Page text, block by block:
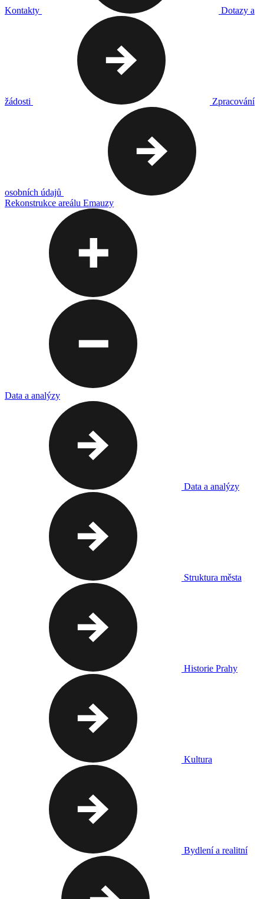
Kontakty Dotazy a
žádosti Zpracování
osobních údajů
Rekonstrukce areálu Emauzy
Data a analýzy
Data a analýzy
Struktura města
Historie Prahy
Kultura
Bydlení a realitní